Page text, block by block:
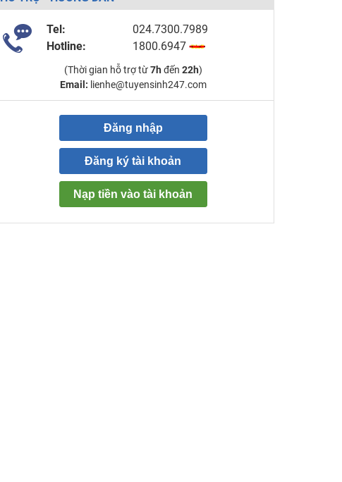
Tel:
024.7300.7989
Hotline:
1800.6947
(Thời gian hỗ trợ từ7h đến 22h)
Email: lienhe@tuyensinh247.com
Đăng nhập
Đăng ký tài khoản
Nạp tiền vào tài khoản